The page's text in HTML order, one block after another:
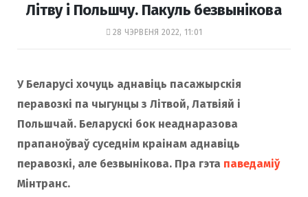
Літву і Польшчу. Пакуль безвынікова
28 ЧЭРВЕНЯ 2022, 11:01
У Беларусі хочуць аднавіць пасажырскія
перавозкі па чыгунцы з Літвой, Латвіяй і
Польшчай. Беларускі бок неаднаразова
прапаноўваў суседнім краінам аднавіць
перавозкі, але безвынікова. Пра гэта паведаміў
Мінтранс.